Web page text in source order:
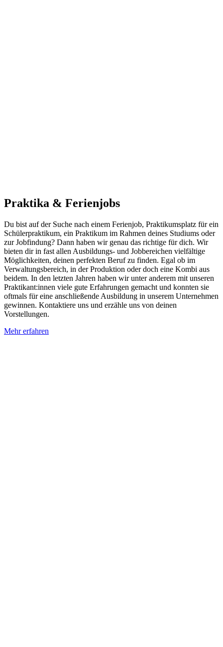
Praktika & Ferien­jobs
Du bist auf der Suche nach einem Ferienjob, Praktikumsplatz für ein
Schülerpraktikum, ein Praktikum im Rahmen deines Studiums oder
zur Jobfindung? Dann haben wir genau das richtige für dich. Wir
bieten dir in fast allen Ausbildungs- und Jobbereichen vielfältige
Möglichkeiten, deinen perfekten Beruf zu finden. Egal ob im
Verwaltungsbereich, in der Produktion oder doch eine Kombi aus
beidem. In den letzten Jahren haben wir unter anderem mit unseren
Praktikant:innen viele gute Erfahrungen gemacht und konnten sie
oftmals für eine anschließende Ausbildung in unserem Unternehmen
gewinnen. Kontaktiere uns und erzähle uns von deinen
Vorstellungen.
Mehr erfahren